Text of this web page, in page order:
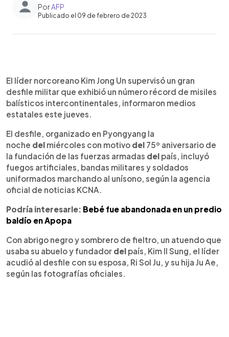
PorAFP
Publicado el 09 de febrero de 2023
Escuchar artículo
El líder norcoreano Kim Jong Un supervisó un gran
desfile militar que exhibió un número récord de misiles
balísticos intercontinentales, informaron medios
estatales este jueves.
El desfile, organizado en Pyongyang la
noche del miércoles con motivo del 75º aniversario de
la fundación de las fuerzas armadas del país, incluyó
fuegos artificiales, bandas militares y soldados
uniformados marchando al unísono, según la agencia
oficial de noticias KCNA.
Podría interesarle: Bebé fue abandonada en un predio
baldío en Apopa
Con abrigo negro y sombrero de fieltro, un atuendo que
usaba su abuelo y fundador del país, Kim Il Sung, el líder
acudió al desfile con su esposa, Ri Sol Ju, y su hija Ju Ae,
según las fotografías oficiales.